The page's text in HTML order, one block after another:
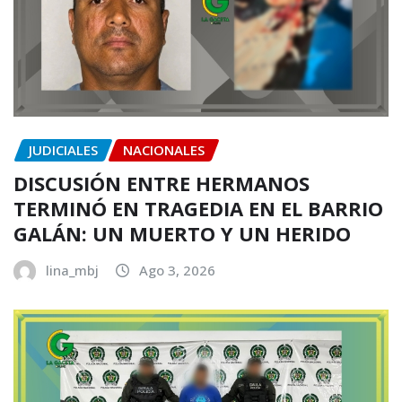
JUDICIALES NACIONALES
DISCUSIÓN ENTRE HERMANOS
TERMINÓ EN TRAGEDIA EN EL BARRIO
GALÁN: UN MUERTO Y UN HERIDO
lina_mbj Ago 3, 2026